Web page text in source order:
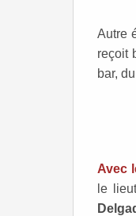
Autre
reçoit
bar,
Avec
le